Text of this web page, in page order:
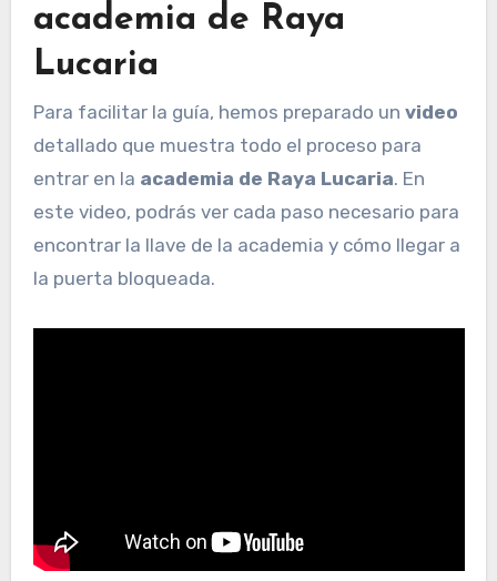
academia de Raya
Lucaria
Para facilitar la guía, hemos preparado un video
detallado que muestra todo el proceso para
entrar en la academia de Raya Lucaria. En
este video, podrás ver cada paso necesario para
encontrar la llave de la academia y cómo llegar a
la puerta bloqueada.